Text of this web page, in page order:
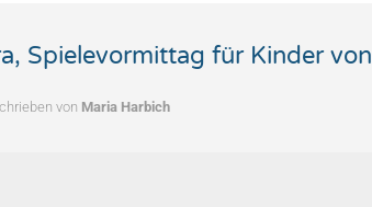
Spielevormittag für Kinder
von Maria Harbich